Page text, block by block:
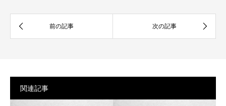
関連記事